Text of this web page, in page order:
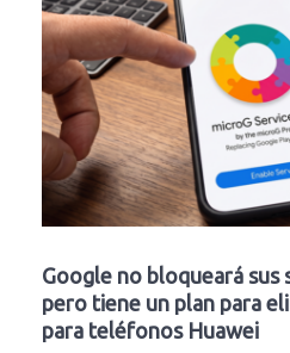
Google no bloqueará sus
pero tiene un plan para
para teléfonos Huawei